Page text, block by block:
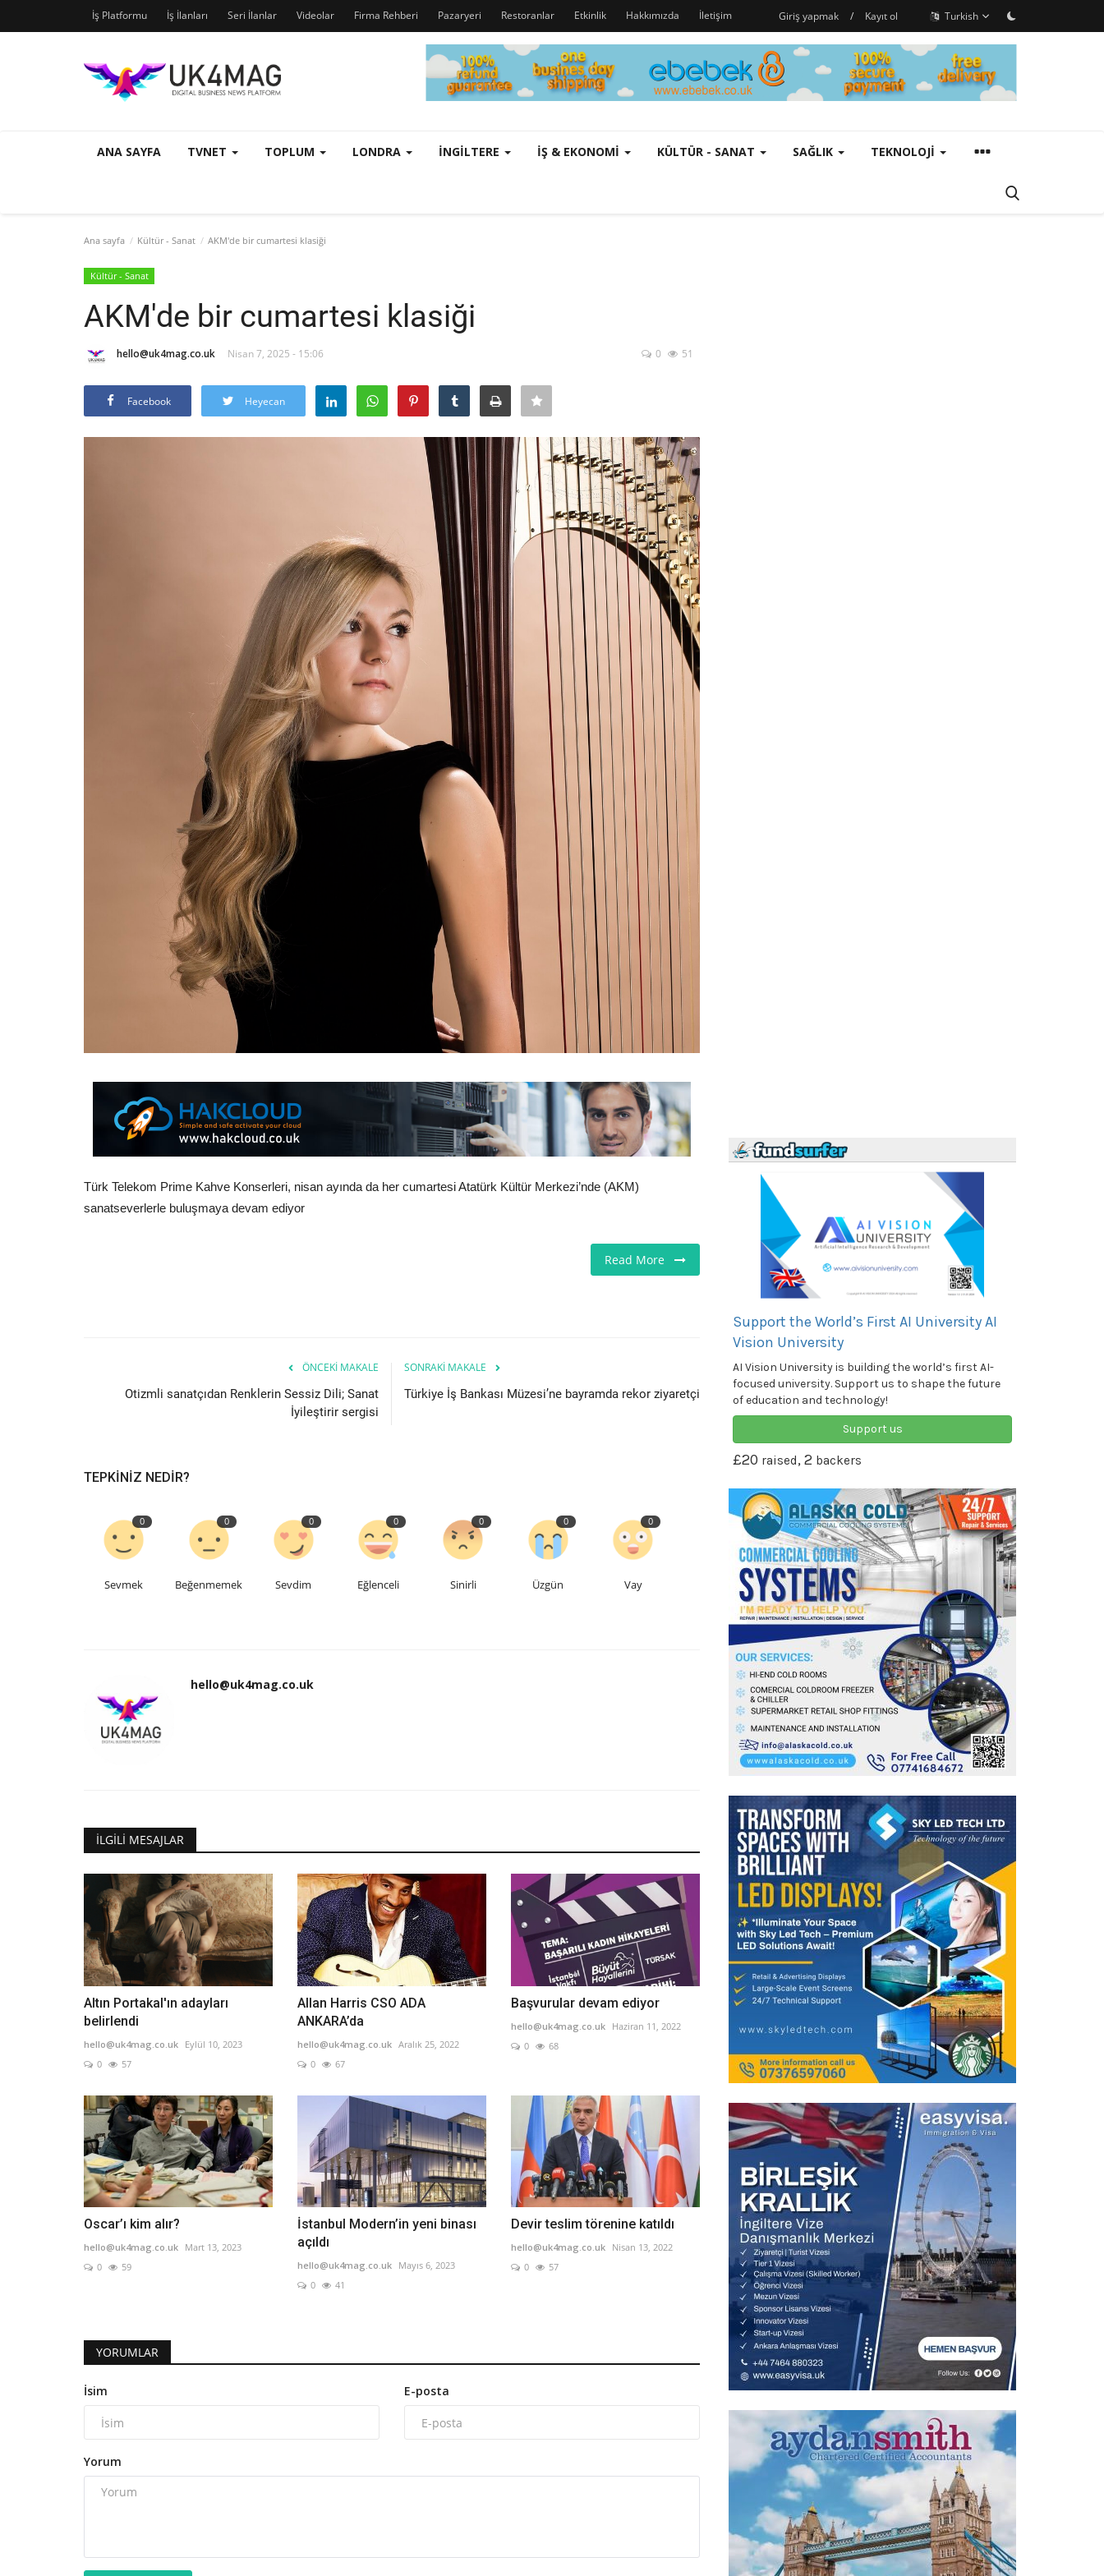
İş Platformu İş İlanları Seri İlanlar Videolar Firma Rehberi Pazaryeri Restoranlar Etkinlik Hakkımızda İletişim Giriş yapmak / Kayıt ol Turkish
ANA SAYFA TVNET TOPLUM LONDRA İNGILTERE İŞ & EKONOMI KÜLTÜR - SANAT SAĞLIK TEKNOLOJI
Ana sayfa Kültür - Sanat AKM'de bir cumartesi klasiği
Kültür - Sanat
AKM'de bir cumartesi klasiği
hello@uk4mag.co.uk Nisan 7, 2025 - 15:06 0 51
Facebook Heyecan
Türk Telekom Prime Kahve Konserleri, nisan ayında da her cumartesi Atatürk Kültür Merkezi’nde (AKM)
sanatseverlerle buluşmaya devam ediyor
Read More
ÖNCEKI MAKALE
Otizmli sanatçıdan Renklerin Sessiz Dili; Sanat
İyileştirir sergisi
SONRAKI MAKALE
Türkiye İş Bankası Müzesi’ne bayramda rekor ziyaretçi
TEPKINIZ NEDIR?
0
Sevmek
0
Beğenmemek
0
Sevdim
0
Eğlenceli
0
Sinirli
0
Üzgün
0
Vay
hello@uk4mag.co.uk
İLGILI MESAJLAR
Altın Portakal'ın adayları
belirlendi
hello@uk4mag.co.uk Eylül 10, 2023
0
57
Allan Harris CSO ADA
ANKARA’da
hello@uk4mag.co.uk Aralık 25, 2022
0
67
Başvurular devam ediyor
hello@uk4mag.co.uk
Haziran 11, 2022
0
68
Oscar’ı kim alır?
hello@uk4mag.co.uk Mart 13, 2023
0
59
İstanbul Modern’in yeni binası
açıldı
hello@uk4mag.co.uk
Mayıs 6, 2023
0
41
Devir teslim törenine katıldı
hello@uk4mag.co.uk
Nisan 13, 2022
0
57
YORUMLAR
İsim E-posta
Yorum